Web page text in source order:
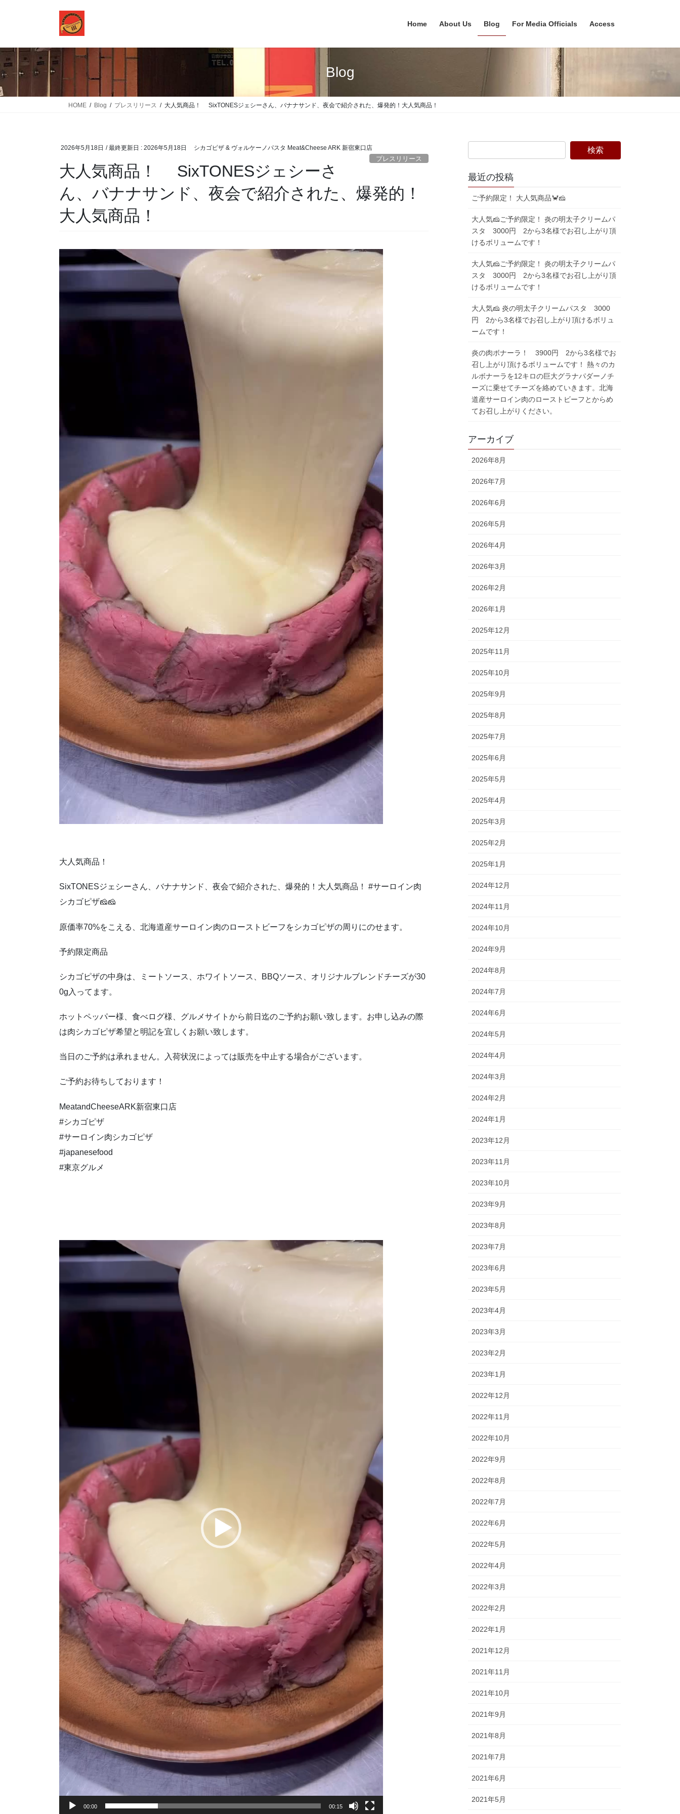
ツ
に
移
動
シ
ョ
ン
に
Home About Us Blog For Media Officials Access
Blog
HOME Blog プレスリリース 大人気商品！ SixTONESジェシーさん、バナナサンド、夜会で紹介された、爆発的！大人気商品！
2026年5月18日 / 最終更新日 : 2026年5月18日 シカゴピザ & ヴォルケーノパスタ Meat&Cheese ARK 新宿東口店
プレスリリース
大人気商品！ SixTONESジェシーさ
ん、バナナサンド、夜会で紹介された、爆発的！
大人気商品！
大人気商品！
SixTONESジェシーさん、バナナサンド、夜会で紹介された、爆発的！大人気商品！ #サーロイン肉
シカゴピザ🧀🧀
原価率70%をこえる、北海道産サーロイン肉のローストビーフをシカゴピザの周りにのせます。
予約限定商品
シカゴピザの中身は、ミートソース、ホワイトソース、BBQソース、オリジナルブレンドチーズが30
0g入ってます。
ホットペッパー様、食べログ様、グルメサイトから前日迄のご予約お願い致します。お申し込みの際
は肉シカゴピザ希望と明記を宜しくお願い致します。
当日のご予約は承れません。入荷状況によっては販売を中止する場合がございます。
ご予約お待ちしております！
MeatandCheeseARK新宿東口店
#シカゴピザ
#サーロイン肉シカゴピザ
#japanesefood
#東京グルメ
画
レ
00:00 00:15
最近の投稿
ご予約限定！ 大人気商品🦀🧀
大人気🧀ご予約限定！ 炎の明太子クリームパ
スタ 3000円 2から3名様でお召し上がり頂
けるボリュームです！
大人気🧀ご予約限定！ 炎の明太子クリームパ
スタ 3000円 2から3名様でお召し上がり頂
けるボリュームです！
大人気🧀 炎の明太子クリームパスタ 3000
円 2から3名様でお召し上がり頂けるボリュ
ームです！
炎の肉ボナーラ！ 3900円 2から3名様でお
召し上がり頂けるボリュームです！ 熱々のカ
ルボナーラを12キロの巨大グラナパダーノチ
ーズに乗せてチーズを絡めていきます。北海
道産サーロイン肉のローストビーフとからめ
てお召し上がりください。
アーカイブ
2026年8月
2026年7月
2026年6月
2026年5月
2026年4月
2026年3月
2026年2月
2026年1月
2025年12月
2025年11月
2025年10月
2025年9月
2025年8月
2025年7月
2025年6月
2025年5月
2025年4月
2025年3月
2025年2月
2025年1月
2024年12月
2024年11月
2024年10月
2024年9月
2024年8月
2024年7月
2024年6月
2024年5月
2024年4月
2024年3月
2024年2月
2024年1月
2023年12月
2023年11月
2023年10月
2023年9月
2023年8月
2023年7月
2023年6月
2023年5月
2023年4月
2023年3月
2023年2月
2023年1月
2022年12月
2022年11月
2022年10月
2022年9月
2022年8月
2022年7月
2022年6月
2022年5月
2022年4月
2022年3月
2022年2月
2022年1月
2021年12月
2021年11月
2021年10月
2021年9月
2021年8月
2021年7月
2021年6月
2021年5月